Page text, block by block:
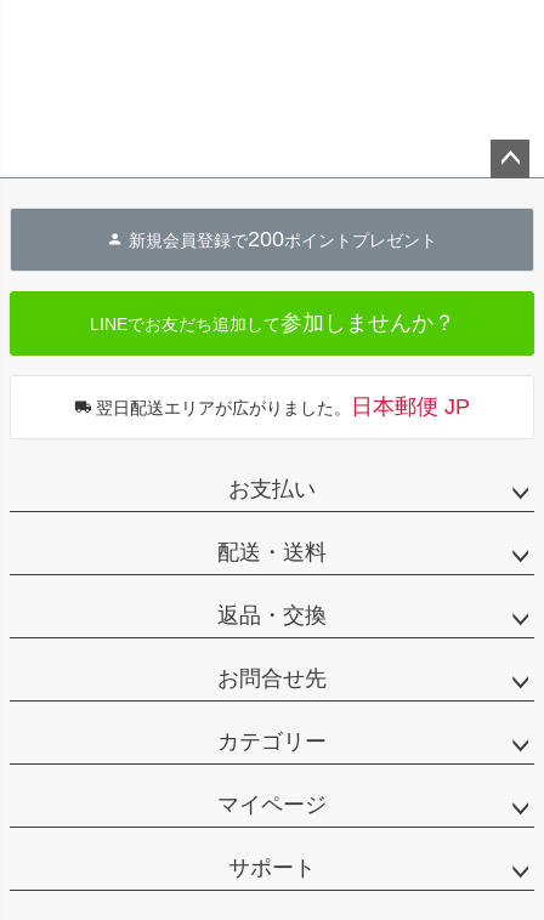
へ
新規会員登録で200ポイントプレゼント
LINEでお友だち追加して参加しませんか？
翌日配送エリアが広がりました。 日本郵便 JP
お支払い
配送・送料
返品・交換
お問合せ先
カテゴリー
マイページ
サポート